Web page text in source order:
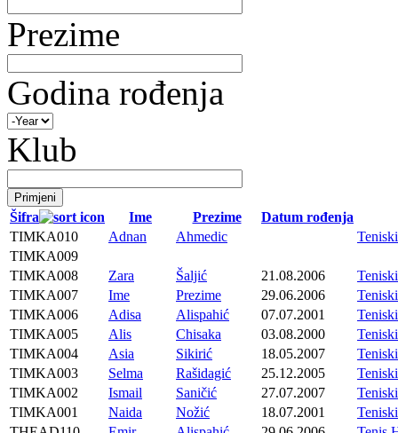
Prezime
Godina rođenja
Klub
Šifra Ime Prezime
Datum rođenja
TIMKA010
Adnan Ahmedic
TIMKA009
TIMKA008
Zara Šaljić 21.08.2006
TIMKA007
Ime Prezime 29.06.2006
TIMKA006
Adisa Alispahić 07.07.2001
TIMKA005
Alis Chisaka 03.08.2000
TIMKA004
Asia Sikirić 18.05.2007
TIMKA003
Selma Rašidagić 25.12.2005
TIMKA002
Ismail Saničić 27.07.2007
TIMKA001
Naida Nožić 18.07.2001